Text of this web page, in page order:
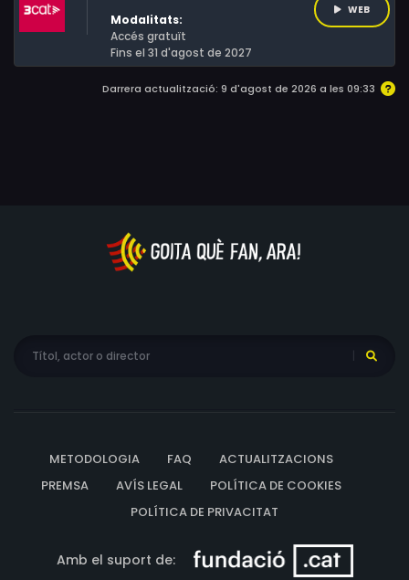
vegades il.legal, de la fusta.
Modalitats:
Accés gratuït
Fins el 31 d'agost de 2027
WEB
Darrera actualització: 9 d'agost de 2026 a les 09:33
METODOLOGIA FAQ
ACTUALITZACIONS
PREMSA
AVÍS LEGAL
POLÍTICA DE COOKIES
POLÍTICA DE PRIVACITAT
Amb el suport de: